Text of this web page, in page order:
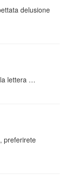
delusione
lettera …
preferirete